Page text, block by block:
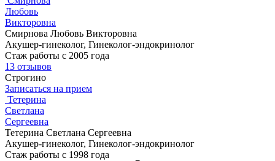
Любовь
Викторовна
Смирнова Любовь Викторовна
Акушер-гинеколог, Гинеколог-эндокринолог
Стаж работы с 2005 года
13 отзывов
Строгино
Записаться на прием
Тетерина
Светлана
Сергеевна
Тетерина Светлана Сергеевна
Акушер-гинеколог, Гинеколог-эндокринолог
Стаж работы с 1998 года